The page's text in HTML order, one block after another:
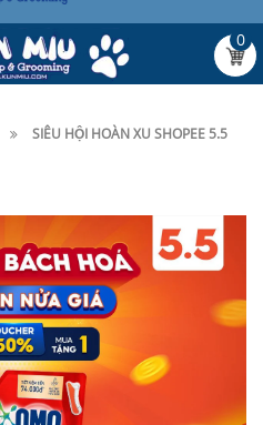
0
SIÊU HỘI HOÀN XU SHOPEE 5.5